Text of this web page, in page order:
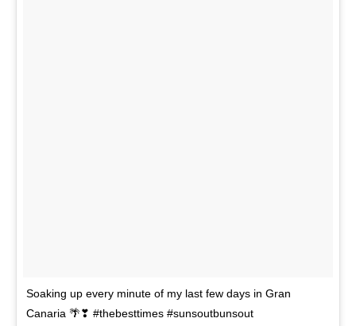
Soaking up every minute of my last few days in Gran
Canaria 🌴❣ #thebesttimes #sunsoutbunsout